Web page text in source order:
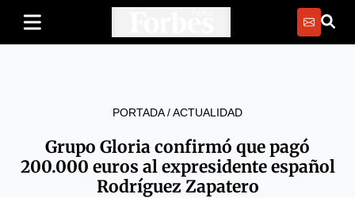
PORTADA/ACTUALIDAD
Grupo Gloria confirmó que pagó
200.000 euros al expresidente español
Rodríguez Zapatero